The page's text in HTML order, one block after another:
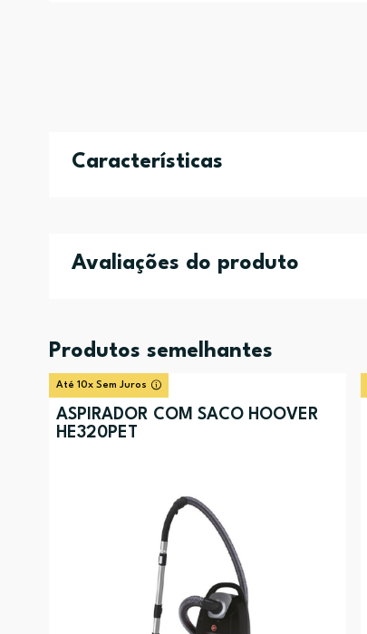
Características
Avaliações do produto
Produtos semelhantes
Até 10x Sem Juros
ASPIRADOR COM SACO HOOVER
HE320PET